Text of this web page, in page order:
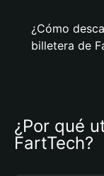
¿Cómo
billetera de
¿Por qué
FartTech?